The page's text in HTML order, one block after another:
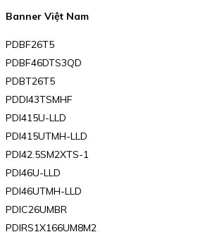
Banner Việt Nam
PDBF26T5
PDBF46DTS3QD
PDBT26T5
PDDI43TSMHF
PDI415U-LLD
PDI415UTMH-LLD
PDI42.5SM2XTS-1
PDI46U-LLD
PDI46UTMH-LLD
PDIC26UMBR
PDIRS1X166UM8M2